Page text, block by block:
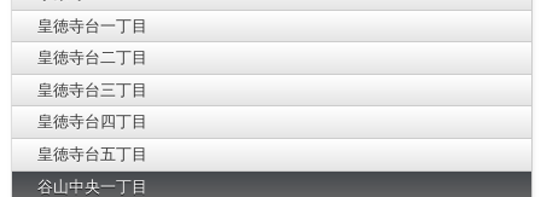
皇徳寺台一丁目
皇徳寺台二丁目
皇徳寺台三丁目
皇徳寺台四丁目
皇徳寺台五丁目
谷山中央一丁目